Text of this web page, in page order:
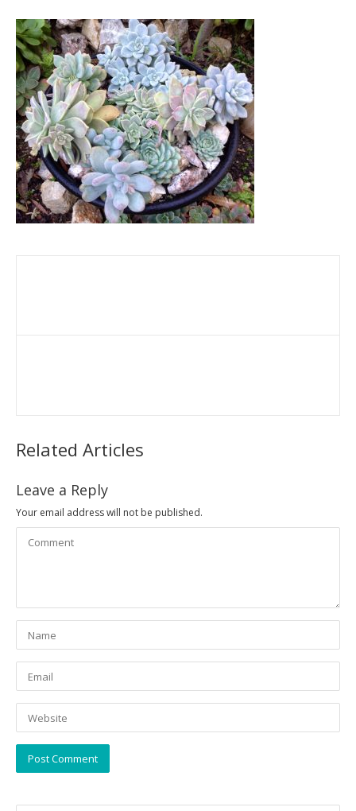
Related Articles
Leave a Reply
Your email address will not be published.